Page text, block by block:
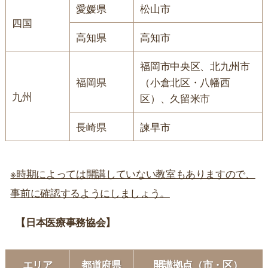
四国
愛媛県
松山市
高知県
高知市
九州
福岡県
福岡市中央区、北九州市
（小倉北区・八幡西
区）、久留米市
長崎県
諫早市
※時期によっては開講していない教室もありますので、
事前に確認するようにしましょう。
【日本医療事務協会】
エリア 都道府県 開講拠点（市・区）